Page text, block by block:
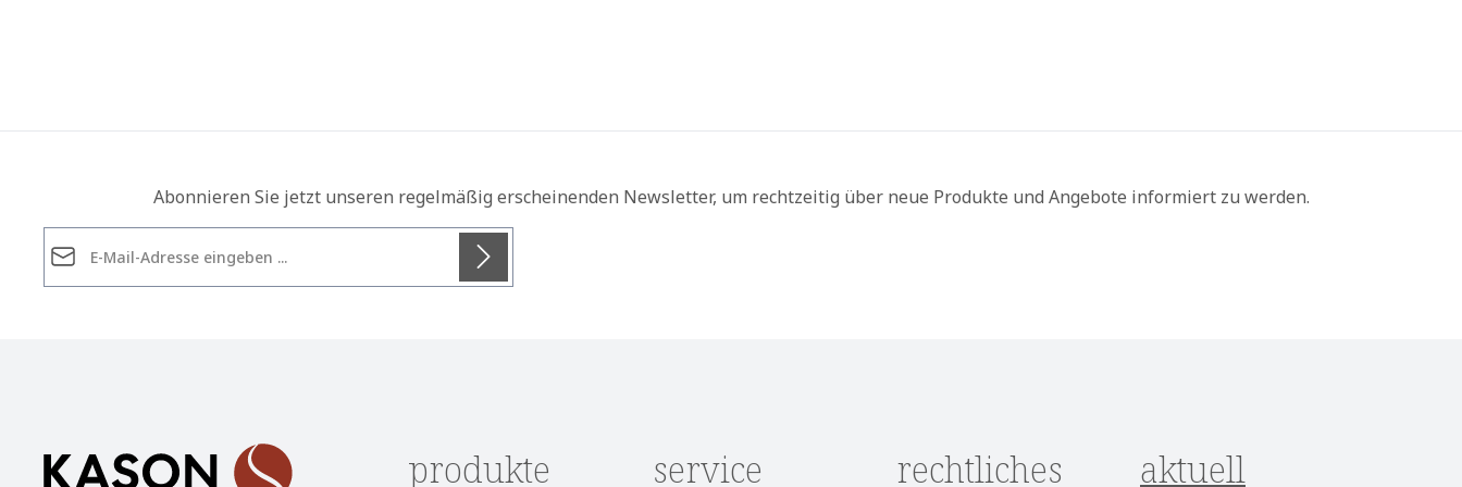
Abonnieren Sie jetzt unseren regelmäßig erscheinenden Newsletter, um rechtzeitig über neue Produkte und Angebote informiert zu werden.
E-Mail-Adresse*
produkte service rechtliches aktuell